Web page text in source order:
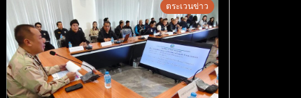
ตระเวนข่าว